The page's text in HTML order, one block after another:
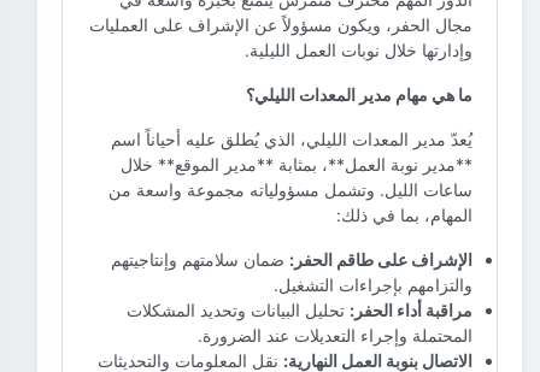
مجال الحفر، ويكون مسؤولاً عن الإشراف على العمليات
وإدارتها خلال نوبات العمل الليلية.
ما هي مهام مدير المعدات الليلي؟
يُعدّ مدير المعدات الليلي، الذي يُطلق عليه أحياناً اسم
**مدير نوبة العمل**، بمثابة **مدير الموقع** خلال
ساعات الليل. وتشمل مسؤولياته مجموعة واسعة من
المهام، بما في ذلك:
الإشراف على طاقم الحفر: ضمان سلامتهم وإنتاجيتهم
والتزامهم بإجراءات التشغيل.
مراقبة أداء الحفر: تحليل البيانات وتحديد المشكلات
المحتملة وإجراء التعديلات عند الضرورة.
الاتصال بنوبة العمل النهارية: نقل المعلومات والتحديثات